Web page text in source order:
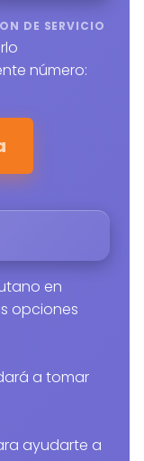
DE SERVICIO
número:
opciones
a tomar
ayudarte a